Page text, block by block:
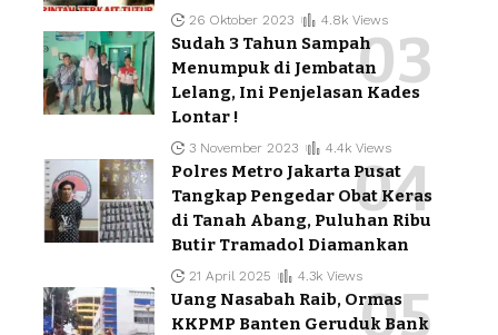
26 Oktober 2023 4.8k Views
Sudah 3 Tahun Sampah
Menumpuk di Jembatan
Lelang, Ini Penjelasan Kades
Lontar !
3 November 2023 4.4k Views
Polres Metro Jakarta Pusat
Tangkap Pengedar Obat Keras
di Tanah Abang, Puluhan Ribu
Butir Tramadol Diamankan
21 April 2025 4.3k Views
Uang Nasabah Raib, Ormas
KKPMP Banten Geruduk Bank